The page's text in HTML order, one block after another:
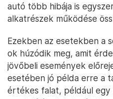
autó több hibája is
alkatrészek működése
Ezekben az esetekben a
ok húzódik meg, amit
jövőbeli események
esetében jó példa erre a
értékes falat, például